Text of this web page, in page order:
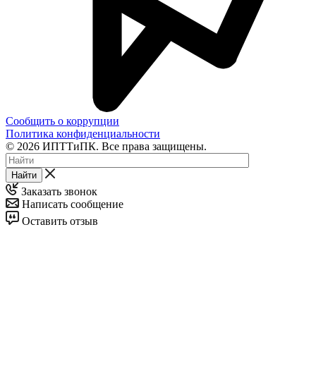
Сообщить о коррупции
Политика конфиденциальности
© 2026 ИПТТиПК. Все права защищены.
Найти
Заказать звонок
Написать сообщение
Оставить отзыв